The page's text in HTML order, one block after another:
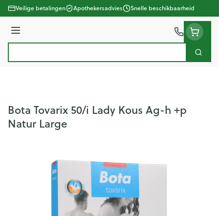
Ga naar de inhoud
Veilige betalingen Apothekersadvies Snelle beschikbaarheid
Menu
Zoek
Bota Tovarix 50/i Lady Kous Ag-h +p
Natur Large